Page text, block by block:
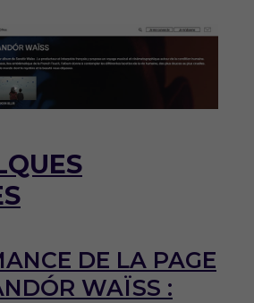
DE LA PAGE
WAÏSS :